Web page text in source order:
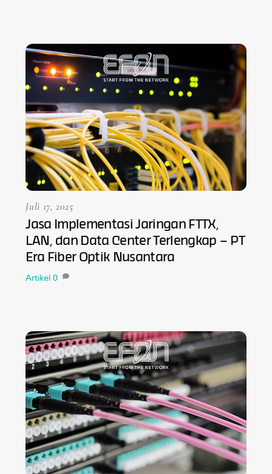
Juli 17, 2025
Jasa Implementasi Jaringan FTTX,
LAN, dan Data Center Terlengkap – PT
Era Fiber Optik Nusantara
Artikel 0